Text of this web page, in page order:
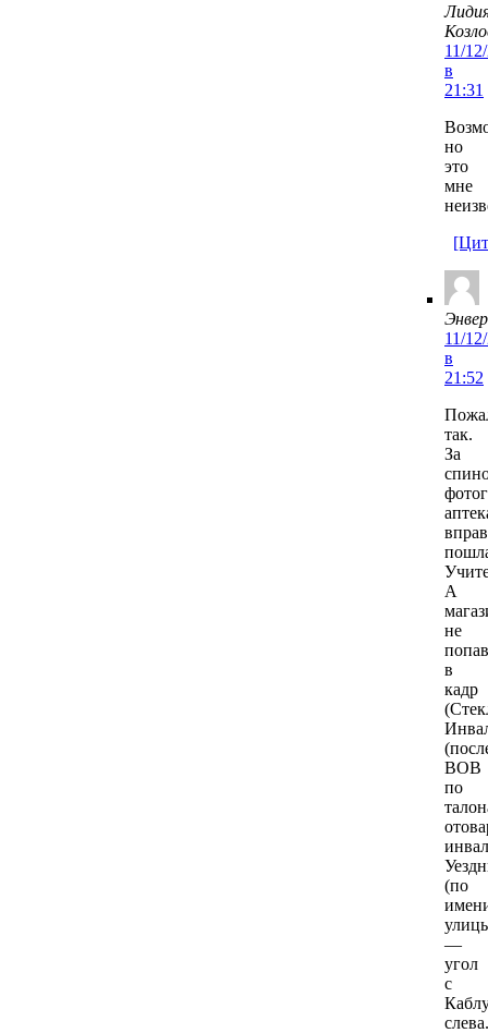
11/
в
21:31
но
это
мне
Энвер
11/
в
21:52
так.
За
А
не
в
кадр
ВОВ
по
(по
—
угол
с
слева.